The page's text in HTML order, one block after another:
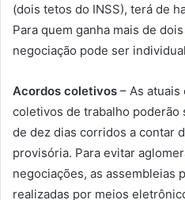
(dois tetos do INSS), terá de
Para quem ganha mais de
negociação pode ser
Acordos coletivos – As
coletivos de trabalho poderão
de dez dias corridos a contar
provisória. Para evitar
negociações, as assembleias
realizadas por meios